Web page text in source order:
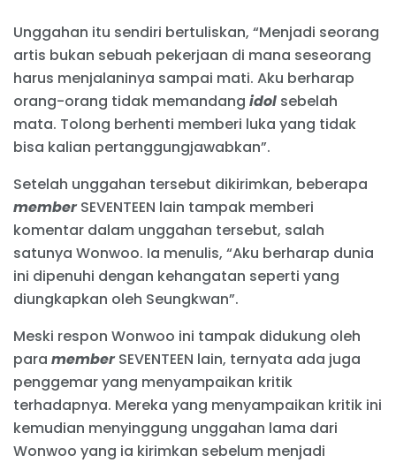
Unggahan itu sendiri bertuliskan, “Menjadi seorang
artis bukan sebuah pekerjaan di mana seseorang
harus menjalaninya sampai mati. Aku berharap
orang-orang tidak memandang idol sebelah
mata. Tolong berhenti memberi luka yang tidak
bisa kalian pertanggungjawabkan”.
Setelah unggahan tersebut dikirimkan, beberapa
memberSEVENTEEN lain tampak memberi
komentar dalam unggahan tersebut, salah
satunya Wonwoo. Ia menulis, “Aku berharap dunia
ini dipenuhi dengan kehangatan seperti yang
diungkapkan oleh Seungkwan”.
Meski respon Wonwoo ini tampak didukung oleh
para memberSEVENTEEN lain, ternyata ada juga
penggemar yang menyampaikan kritik
terhadapnya. Mereka yang menyampaikan kritik ini
kemudian menyinggung unggahan lama dari
Wonwoo yang ia kirimkan sebelum menjadi